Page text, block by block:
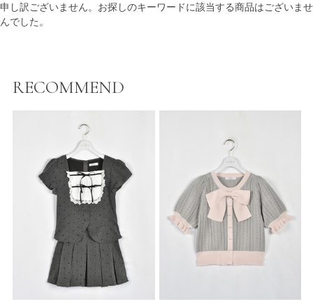
商品一覧
申し訳ございません。お探しのキーワードに該当する商品はございませ
んでした。
RECOMMEND